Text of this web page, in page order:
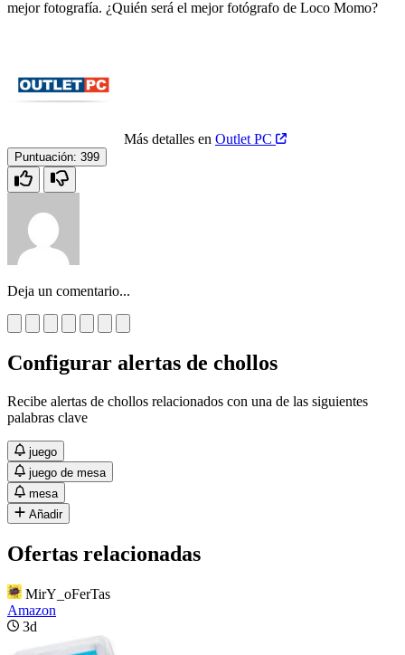
mejor fotografía. ¿Quién será el mejor fotógrafo de Loco Momo?
Más detalles en Outlet PC
Puntuación: 399
Deja un comentario...
Configurar alertas de chollos
Recibe alertas de chollos relacionados con una de las siguientes
palabras clave
juego
juego de mesa
mesa
Añadir
Ofertas relacionadas
MirY_oFerTas
Amazon
3d